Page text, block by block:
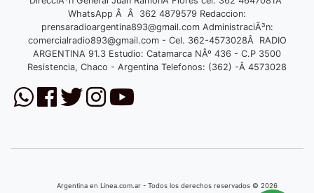
WhatsApp Â Â 362 4879579 Redaccion:
prensaradioargentina893@gmail.comAdministraciÃ³n:
comercialradio893@gmail.com- Cel. 362-4573028Â RADIO
ARGENTINA 91.3 Estudio: Catamarca NÂº 436 - C.P 3500
Resistencia, Chaco - Argentina Telefonos: (362) -Â 4573028
Argentina en Linea.com.ar - Todos los derechos reservados © 2026